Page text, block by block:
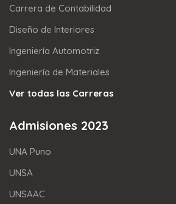
Carrera de Contabilidad
Diseño de Interiores
Ingeniería Automotriz
Ingeniería de Materiales
Ver todas las Carreras
Admisiones 2023
UNA Puno
UNSA
UNSAAC